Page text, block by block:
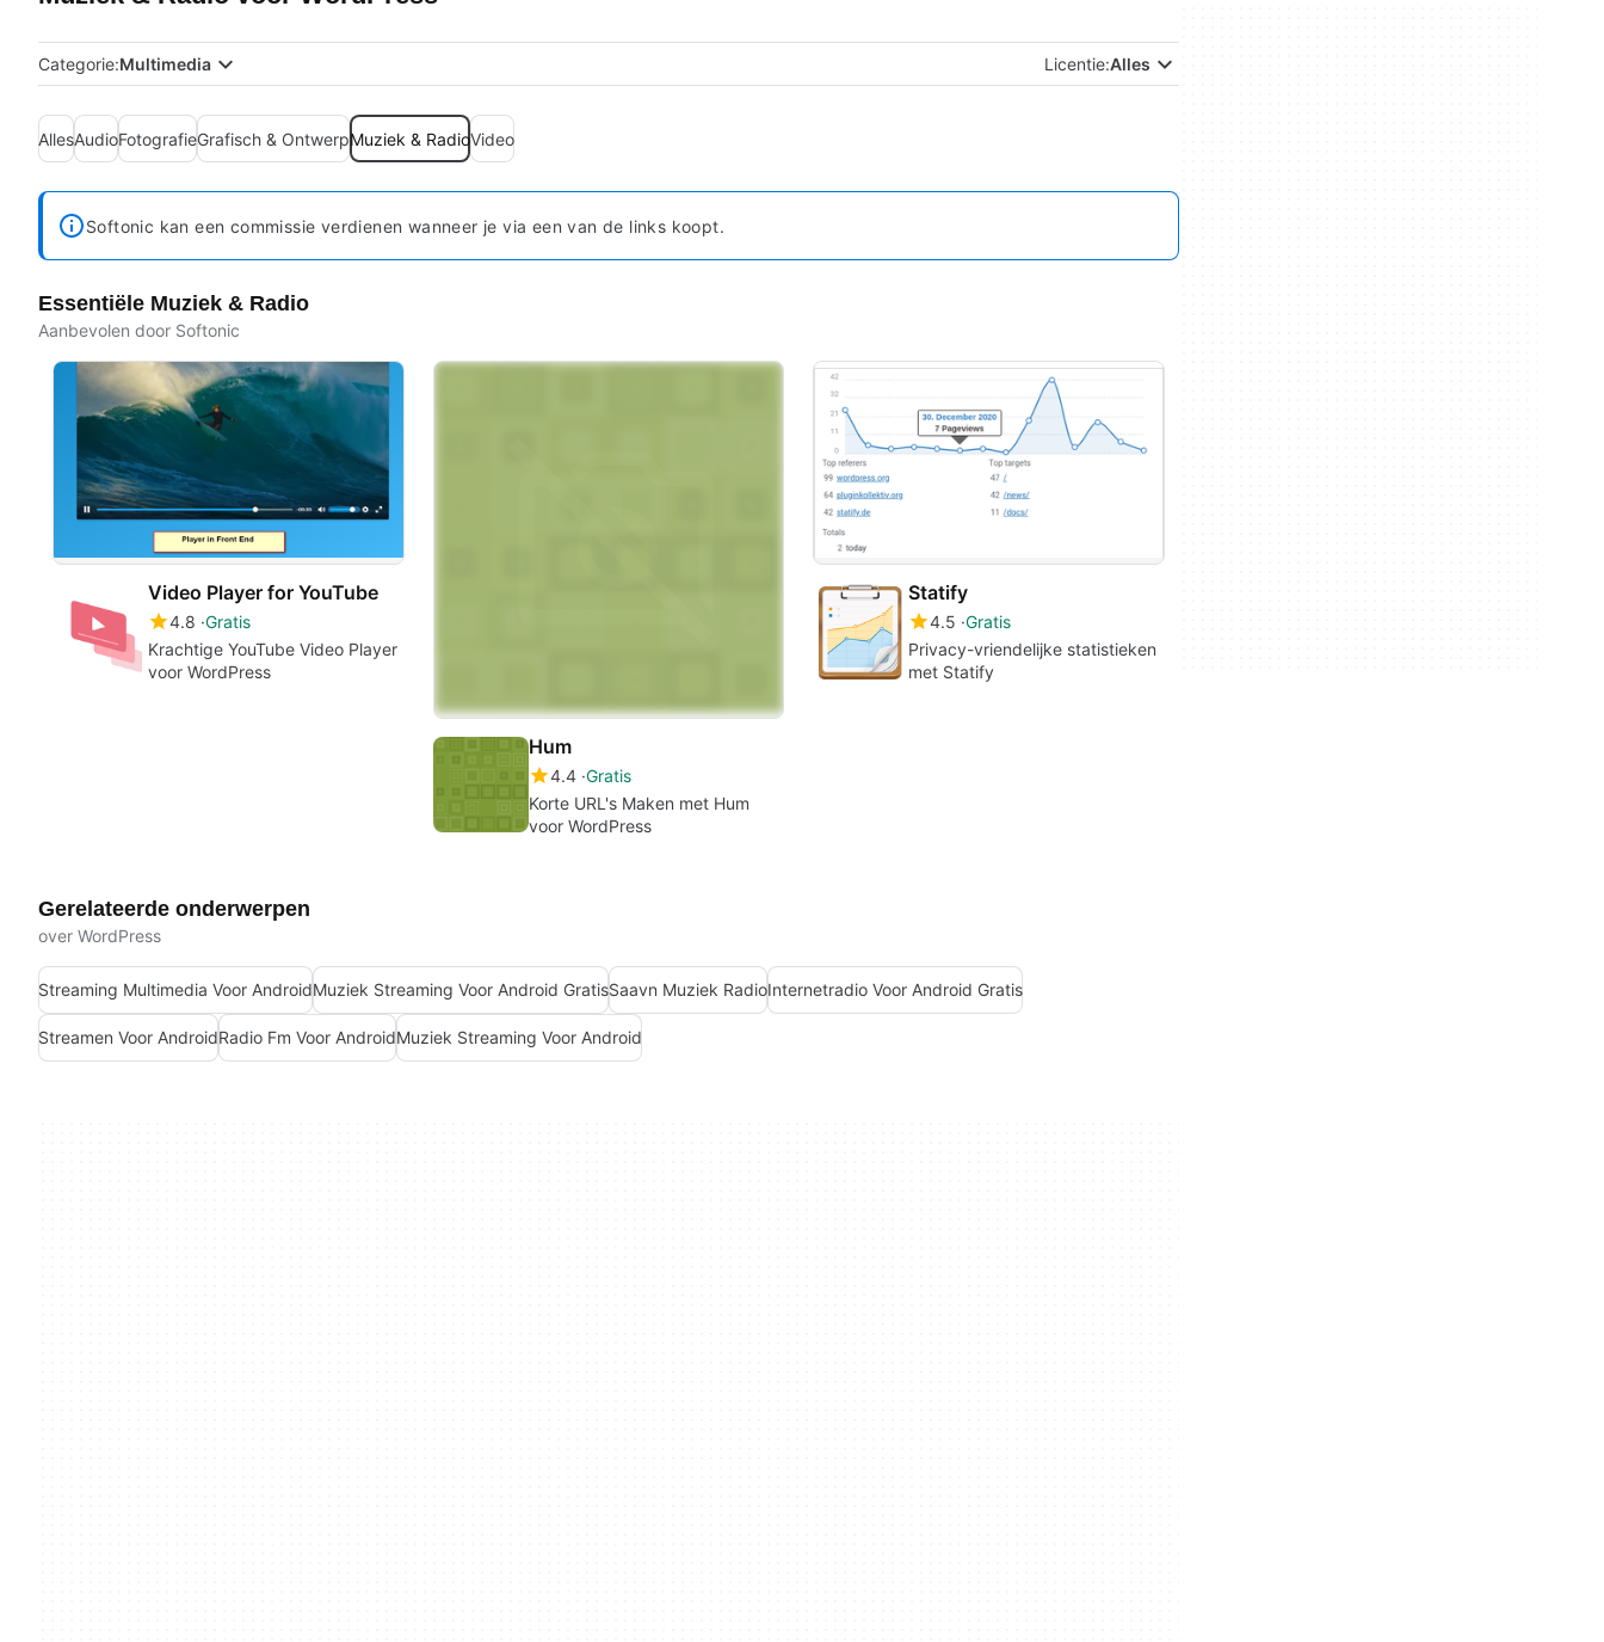
Categorie:Multimedia Licentie:Alles
AllesAudioFotografieGrafisch & OntwerpMuziek & RadioVideo
Softonic kan een commissie verdienen wanneer je via een van de links koopt.
Essentiële Muziek & Radio
Aanbevolen door Softonic
Video Player for YouTube
4.8 Gratis
Krachtige YouTube Video Player
voor WordPress
Hum
4.4 Gratis
Korte URL's Maken met Hum
voor WordPress
Statify
4.5 Gratis
Privacy-vriendelijke statistieken
met Statify
Gerelateerde onderwerpen
over WordPress
Streaming Multimedia Voor AndroidMuziek Streaming Voor Android GratisSaavn Muziek RadioInternetradio Voor Android Gratis
Streamen Voor AndroidRadio Fm Voor AndroidMuziek Streaming Voor Android